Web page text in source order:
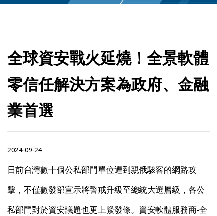
全球資安戰火延燒！全景軟體
零信任解決方案為政府、金融
業首選
2024-09-24
日前台灣數十個公私部門單位遭到親俄駭客的網路攻
擊，不僅數發部宣示將警戒升級至總統大選層級，各公
私部門對於資安議題也更上緊發條。資安軟體服務商-全